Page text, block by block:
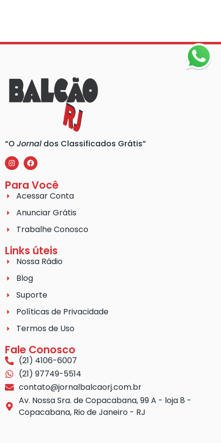
“O Jornaldos Classificados Grátis”
Para Você
Acessar Conta
Anunciar Grátis
Trabalhe Conosco
Links úteis
Nossa Rádio
Blog
Suporte
Políticas de Privacidade
Termos de Uso
Fale Conosco
(21) 4106-6007
(21) 97749-5514
contato@jornalbalcaorj.com.br
Av. Nossa Sra. de Copacabana, 99 A - loja 8 -
Copacabana, Rio de Janeiro - RJ